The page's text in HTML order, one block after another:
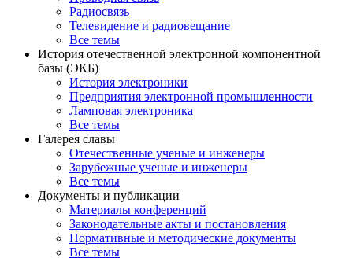
Радиосвязь
Телевидение и радиовещание
Все темы
История отечественной электронной компонентной
базы (ЭКБ)
История электроники
Предприятия электронной промышленности
Ламповая электроника
Все темы
Галерея славы
Отечественные ученые и инженеры
Зарубежные ученые и инженеры
Все темы
Документы и публикации
Материалы конференций
Законодательные акты и постановления
Нормативные и методические документы
Все темы